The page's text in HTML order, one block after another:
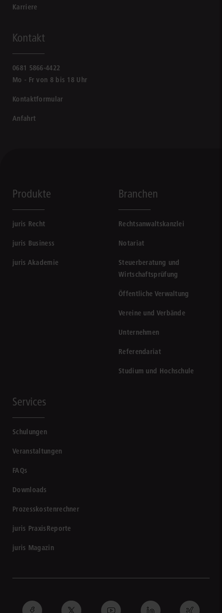
Karriere
Kontakt
0681 5866-4422
Mo - Fr von 8 bis 18 Uhr
Kontaktformular
Anfahrt
Produkte
juris Recht
juris Business
juris Akademie
Branchen
Rechtsanwaltskanzlei
Notariat
Steuerberatung und
Wirtschaftsprüfung
Öffentliche Verwaltung
Vereine und Verbände
Unternehmen
Referendariat
Studium und Hochschule
Services
Schulungen
Veranstaltungen
FAQs
Downloads
Prozesskostenrechner
juris PraxisReporte
juris Magazin